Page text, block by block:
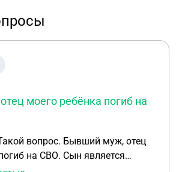
моего ребёнка погиб на
вопрос. Бывший муж, отец
на СВО. Сын является